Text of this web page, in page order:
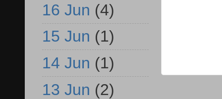
16 Jun (4)
15 Jun (1)
14 Jun (1)
13 Jun (2)